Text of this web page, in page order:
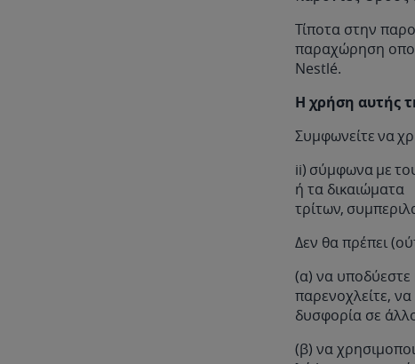
Τίποτα στην
παραχώρηση
Nestlé.
Η χρήση αυτής
Συμφωνείτε να
ii) σύμφωνα με
ή τα δικαιώματα
τρίτων,
Δεν θα πρέπει
(α) να υποδύεστε
παρενοχλείτε,
δυσφορία σε
(β) να